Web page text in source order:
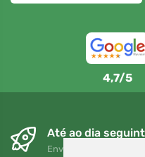
4,7/5
Até ao dia
Envio gratuito para